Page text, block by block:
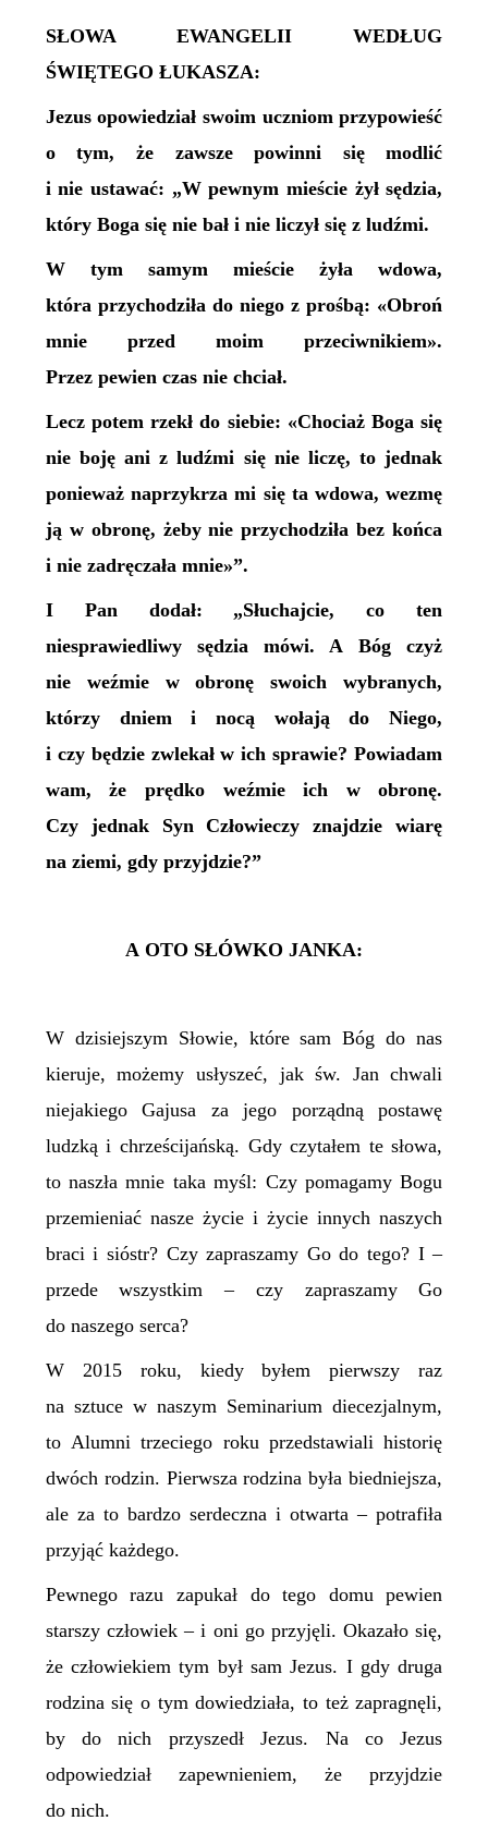
SŁOWA EWANGELII WEDŁUG
ŚWIĘTEGO ŁUKASZA:
Jezus opowiedział swoim uczniom przypowieść
o tym, że zawsze powinni się modlić
i nie ustawać: „W pewnym mieście żył sędzia,
który Boga się nie bał i nie liczył się z ludźmi.
W tym samym mieście żyła wdowa,
która przychodziła do niego z prośbą: «Obroń
mnie przed moim przeciwnikiem».
Przez pewien czas nie chciał.
Lecz potem rzekł do siebie: «Chociaż Boga się
nie boję ani z ludźmi się nie liczę, to jednak
ponieważ naprzykrza mi się ta wdowa, wezmę
ją w obronę, żeby nie przychodziła bez końca
i nie zadręczała mnie»”.
I Pan dodał: „Słuchajcie, co ten
niesprawiedliwy sędzia mówi. A Bóg czyż
nie weźmie w obronę swoich wybranych,
którzy dniem i nocą wołają do Niego,
i czy będzie zwlekał w ich sprawie? Powiadam
wam, że prędko weźmie ich w obronę.
Czy jednak Syn Człowieczy znajdzie wiarę
na ziemi, gdy przyjdzie?”
A OTO SŁÓWKO JANKA:
W dzisiejszym Słowie, które sam Bóg do nas
kieruje, możemy usłyszeć, jak św. Jan chwali
niejakiego Gajusa za jego porządną postawę
ludzką i chrześcijańską. Gdy czytałem te słowa,
to naszła mnie taka myśl: Czy pomagamy Bogu
przemieniać nasze życie i życie innych naszych
braci i sióstr? Czy zapraszamy Go do tego? I –
przede wszystkim – czy zapraszamy Go
do naszego serca?
W 2015 roku, kiedy byłem pierwszy raz
na sztuce w naszym Seminarium diecezjalnym,
to Alumni trzeciego roku przedstawiali historię
dwóch rodzin. Pierwsza rodzina była biedniejsza,
ale za to bardzo serdeczna i otwarta – potrafiła
przyjąć każdego.
Pewnego razu zapukał do tego domu pewien
starszy człowiek – i oni go przyjęli. Okazało się,
że człowiekiem tym był sam Jezus. I gdy druga
rodzina się o tym dowiedziała, to też zapragnęli,
by do nich przyszedł Jezus. Na co Jezus
odpowiedział zapewnieniem, że przyjdzie
do nich.